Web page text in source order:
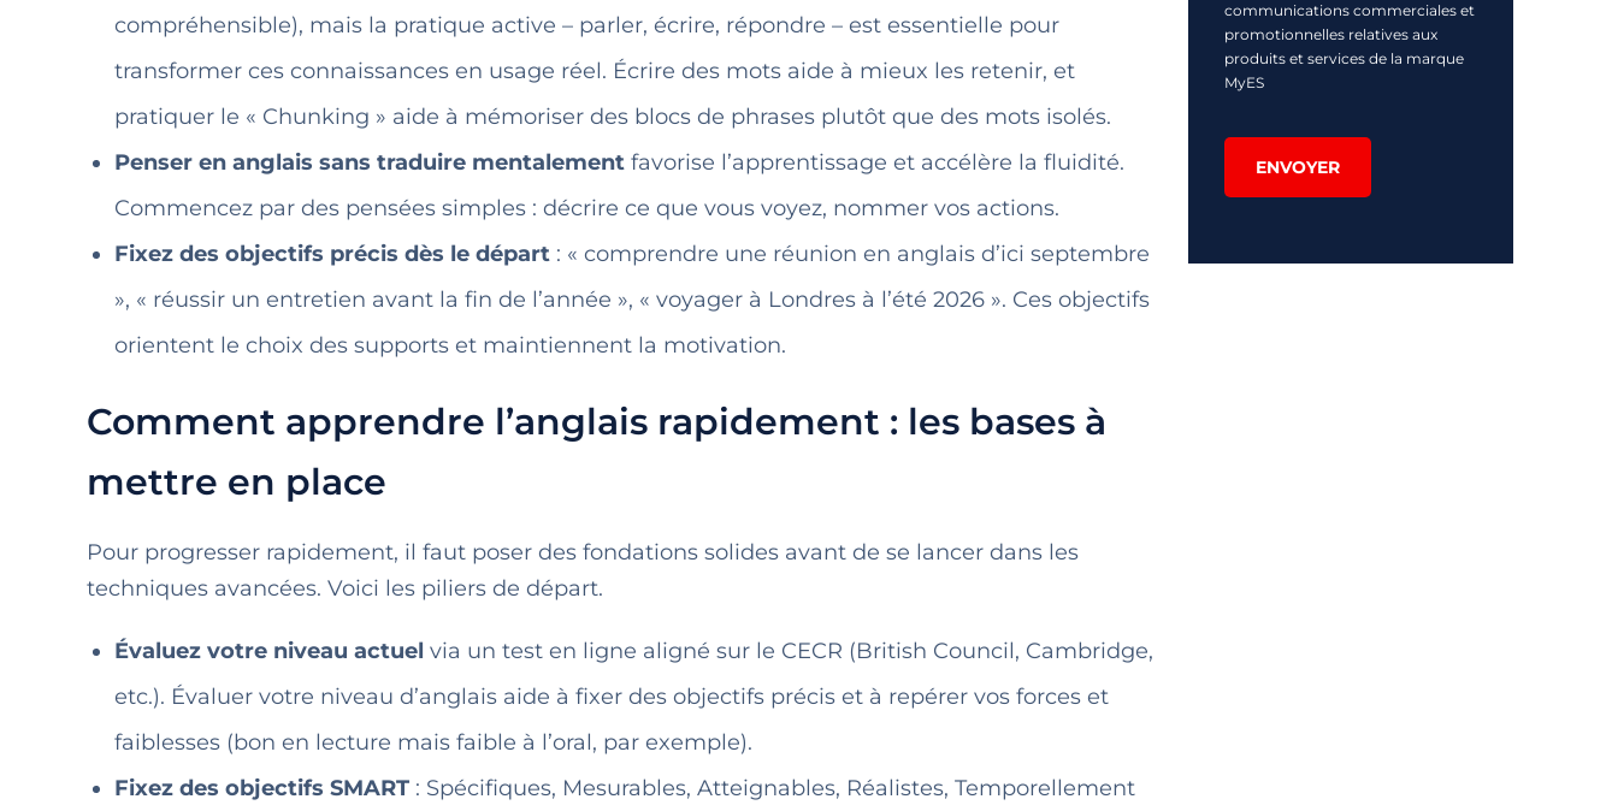
compréhensible), mais la pratique active – parler, écrire, répondre – est essentielle pour
transformer ces connaissances en usage réel. Écrire des mots aide à mieux les retenir, et
pratiquer le « Chunking » aide à mémoriser des blocs de phrases plutôt que des mots isolés.
Penser en anglais sans traduire mentalement favorise l’apprentissage et accélère la fluidité.
Commencez par des pensées simples : décrire ce que vous voyez, nommer vos actions.
Fixez des objectifs précis dès le départ : « comprendre une réunion en anglais d’ici septembre
», « réussir un entretien avant la fin de l’année », « voyager à Londres à l’été 2026 ». Ces objectifs
orientent le choix des supports et maintiennent la motivation.
Comment apprendre l’anglais rapidement : les bases à
mettre en place
Pour progresser rapidement, il faut poser des fondations solides avant de se lancer dans les
techniques avancées. Voici les piliers de départ.
Évaluez votre niveau actuel via un test en ligne aligné sur le CECR (British Council, Cambridge,
etc.). Évaluer votre niveau d’anglais aide à fixer des objectifs précis et à repérer vos forces et
faiblesses (bon en lecture mais faible à l’oral, par exemple).
Fixez des objectifs SMART : Spécifiques, Mesurables, Atteignables, Réalistes, Temporellement
communications commerciales et
promotionnelles relatives aux
produits et services de la marque
MyES
ENVOYER